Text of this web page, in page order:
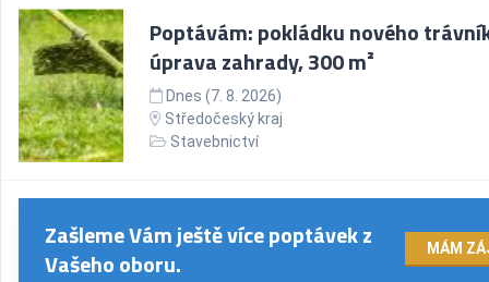
Poptávám: pokládku nového
úprava zahrady, 300 m²
Dnes (7. 8. 2026)
Středočeský kraj
Stavebnictví
Zašleme Vám ještě více poptávek z
Vašeho oboru.
MÁM